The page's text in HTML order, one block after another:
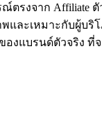
รงจาก Affiliate ตั
และเหมาะกับผู้บ
องแบรนด์ตัวจริง